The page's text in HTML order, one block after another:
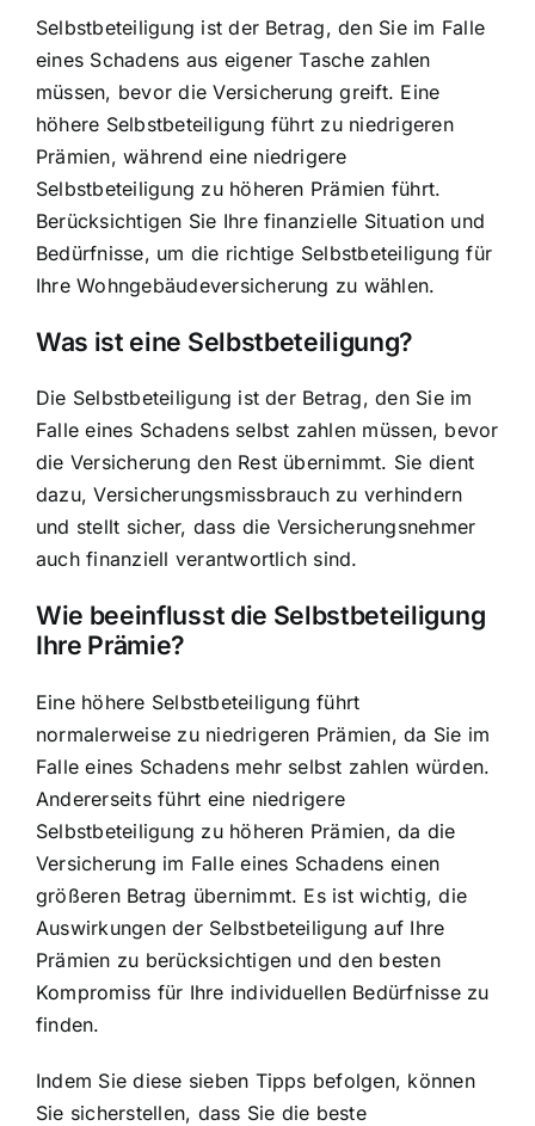
Selbstbeteiligung ist der Betrag, den Sie im Falle
eines Schadens aus eigener Tasche zahlen
müssen, bevor die Versicherung greift. Eine
höhere Selbstbeteiligung führt zu niedrigeren
Prämien, während eine niedrigere
Selbstbeteiligung zu höheren Prämien führt.
Berücksichtigen Sie Ihre finanzielle Situation und
Bedürfnisse, um die richtige Selbstbeteiligung für
Ihre Wohngebäudeversicherung zu wählen.
Was ist eine Selbstbeteiligung?
Die Selbstbeteiligung ist der Betrag, den Sie im
Falle eines Schadens selbst zahlen müssen, bevor
die Versicherung den Rest übernimmt. Sie dient
dazu, Versicherungsmissbrauch zu verhindern
und stellt sicher, dass die Versicherungsnehmer
auch finanziell verantwortlich sind.
Wie beeinflusst die Selbstbeteiligung
Ihre Prämie?
Eine höhere Selbstbeteiligung führt
normalerweise zu niedrigeren Prämien, da Sie im
Falle eines Schadens mehr selbst zahlen würden.
Andererseits führt eine niedrigere
Selbstbeteiligung zu höheren Prämien, da die
Versicherung im Falle eines Schadens einen
größeren Betrag übernimmt. Es ist wichtig, die
Auswirkungen der Selbstbeteiligung auf Ihre
Prämien zu berücksichtigen und den besten
Kompromiss für Ihre individuellen Bedürfnisse zu
finden.
Indem Sie diese sieben Tipps befolgen, können
Sie sicherstellen, dass Sie die beste